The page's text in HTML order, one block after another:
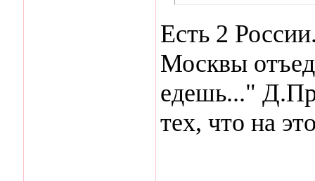
Есть 2
Москвы
едешь..."
тех, что на